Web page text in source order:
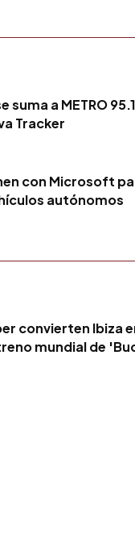
suma a METRO
Tracker
con Microsoft
autónomos
convierten Ibiza
mundial de